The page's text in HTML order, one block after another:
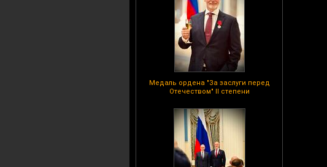
Медаль ордена "За заслуги перед
Отечеством" II степени